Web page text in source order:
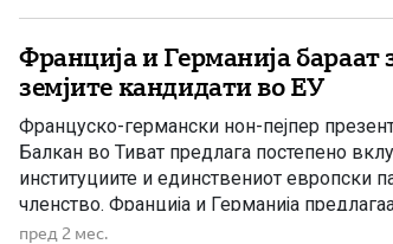
Франција и Германија бараат
земјите кандидати во ЕУ
Француско-германски нон-пејпер
Балкан во Тиват предлага постепено
институциите и единствениот европски
членство. Франција и Германија
европската интеграција на земјите
пред 2 мес.